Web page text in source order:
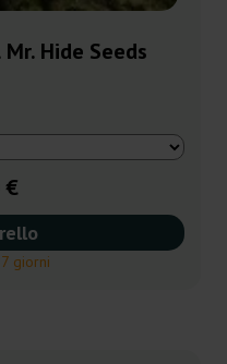
Hide Seeds
€
giorni